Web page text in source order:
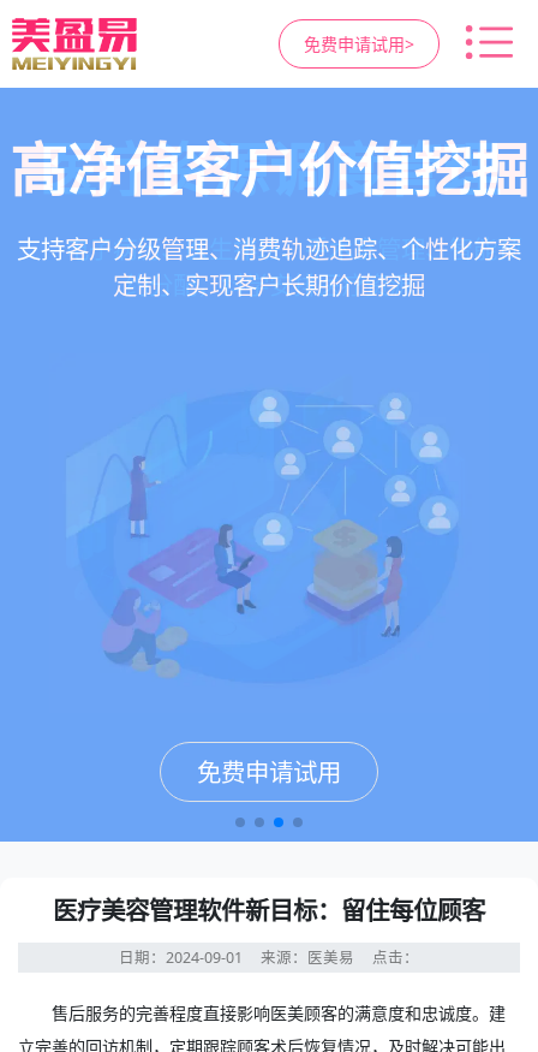
免费申请试用>
智慧医美管理系统
一站式解决医美机构预约、咨询、手术安排、会
员管理、财务核算全流程管理
免费申请试用
医疗资源调度管理
支持电子病历、医生排班、手术室管理、智能预
约分配，科学安排医疗资源
免费申请试用
高净值客户价值挖掘
支持客户分级管理、消费轨迹追踪、个性化方案
定制、实现客户长期价值挖掘
免费申请试用
营销与私域运营
提供小程序商城、私域scrm、项目套餐、裂变分
销多种营销工具，助力获客与转化
免费申请试用
医疗美容管理软件新目标：留住每位顾客
日期：2024-09-01 来源：医美易 点击：
售后服务的完善程度直接影响医美顾客的满意度和忠诚度。建
立完善的回访机制，定期跟踪顾客术后恢复情况，及时解决可能出